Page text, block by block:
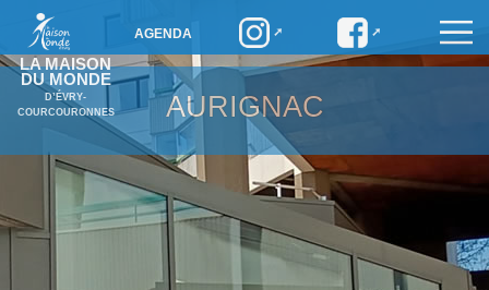
LA MAISON
DU MONDE
D’ÉVRY-
COURCOURONNES
AGENDA
AURIGNAC